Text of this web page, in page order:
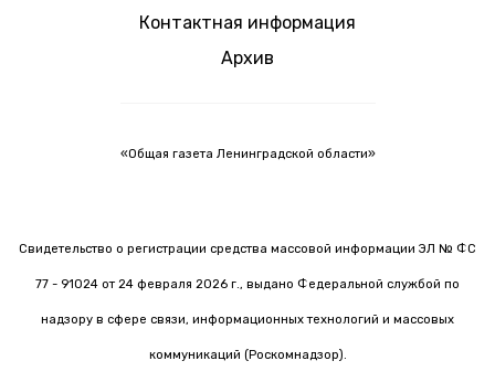
Контактная информация
Архив
«Общая газета Ленинградской области»
Свидетельство о регистрации средства массовой информации ЭЛ № ФС
77 - 91024 от 24 февраля 2026 г., выдано Федеральной службой по
надзору в сфере связи, информационных технологий и массовых
коммуникаций (Роскомнадзор).